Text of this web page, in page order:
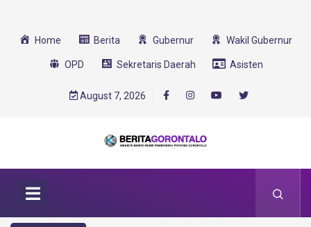
Home Berita Gubernur Wakil Gubernur
OPD Sekretaris Daerah Asisten
August 7, 2026